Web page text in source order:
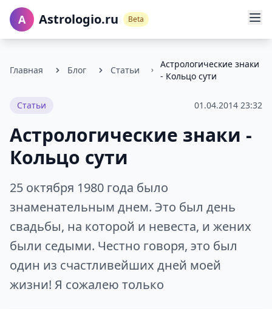
A Astrologio.ru Beta
Главная Блог Статьи
Астрологические знаки
- Кольцо сути
Статьи 01.04.2014 23:32
Астрологические знаки -
Кольцо сути
25 октября 1980 года было
знаменательным днем. Это был день
свадьбы, на которой и невеста, и жених
были седыми. Честно говоря, это был
один из счастливейших дней моей
жизни! Я сожалею только